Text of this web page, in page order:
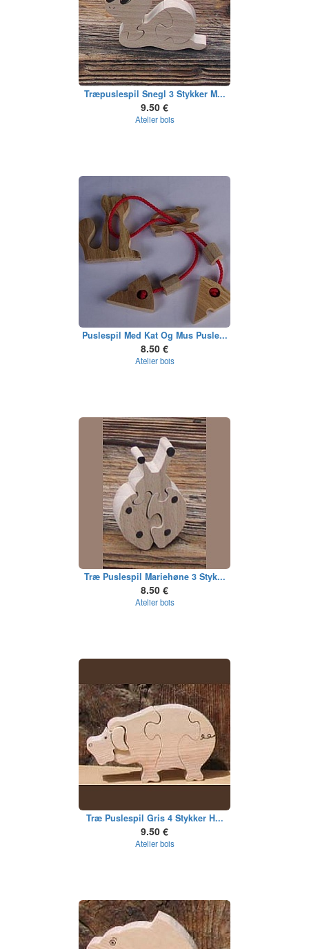
Træpuslespil Snegl 3 Stykker M...
9.50 €
Atelier bois
Puslespil Med Kat Og Mus Pusle...
8.50 €
Atelier bois
Træ Puslespil Mariehøne 3 Styk...
8.50 €
Atelier bois
Træ Puslespil Gris 4 Stykker H...
9.50 €
Atelier bois